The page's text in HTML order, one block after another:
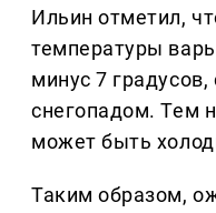
Ильин отметил,
температуры
минус 7
снегопадом. Тем
может быть
Таким образом,